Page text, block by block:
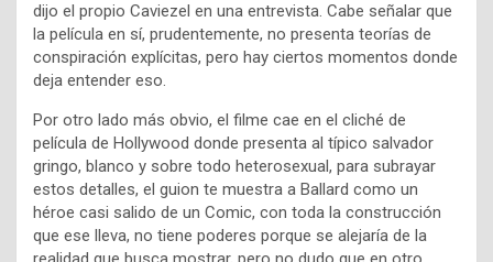
dijo el propio Caviezel en una entrevista. Cabe señalar que
la película en sí, prudentemente, no presenta teorías de
conspiración explícitas, pero hay ciertos momentos donde
deja entender eso.
Por otro lado más obvio, el filme cae en el cliché de
película de Hollywood donde presenta al típico salvador
gringo, blanco y sobre todo heterosexual, para subrayar
estos detalles, el guion te muestra a Ballard como un
héroe casi salido de un Comic, con toda la construcción
que ese lleva, no tiene poderes porque se alejaría de la